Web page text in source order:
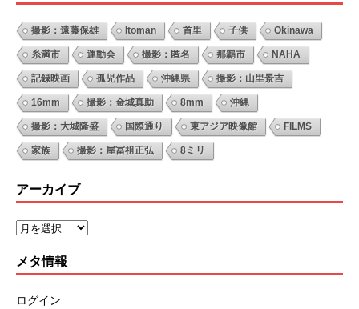
撮影：遠藤保雄 Itoman 首里 子供 Okinawa
糸満市 運動会 撮影：匿名 那覇市 NAHA
記録映画 孤児作品 沖縄県 撮影：山里景吉
16mm 撮影：金城真助 8mm 沖縄
撮影：大城隆盛 国際通り 東アジア映像館 FILMS
家族 撮影：屋冨祖正弘 8ミリ
アーカイブ
メタ情報
ログイン